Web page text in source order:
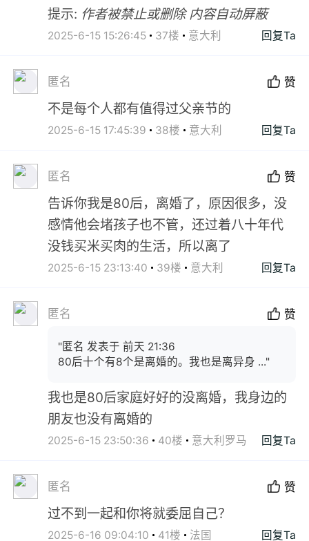
提示: 作者被禁止或删除 内容自动屏蔽
2025-6-15 15:26:45 37楼 意大利 回复Ta
匿名 赞
不是每个人都有值得过父亲节的
2025-6-15 17:45:39 38楼 意大利 回复Ta
匿名 赞
告诉你我是80后，离婚了，原因很多，没
感情他会堵孩子也不管，还过着八十年代
没钱买米买肉的生活，所以离了
2025-6-15 23:13:40 39楼 意大利 回复Ta
匿名 赞
"匿名 发表于 前天 21:36
80后十个有8个是离婚的。我也是离异身 ..."
我也是80后家庭好好的没离婚，我身边的
朋友也没有离婚的
2025-6-15 23:50:36 40楼 意大利罗马 回复Ta
匿名 赞
过不到一起和你将就委屈自己？
2025-6-16 09:04:10 41楼 法国 回复Ta